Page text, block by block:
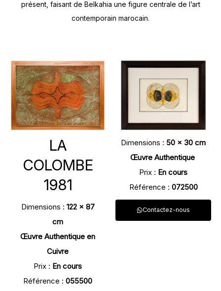
présent, faisant de Belkahia une figure centrale de l’art
contemporain marocain.
LA
COLOMBE
1981
Dimensions : 122 x 87
cm
Œuvre Authentique en
Cuivre
Prix : En cours
Référence : 055500
Dimensions : 50 x 30 cm
Œuvre Authentique
Prix : En cours
Référence : 072500
Contactez-nous